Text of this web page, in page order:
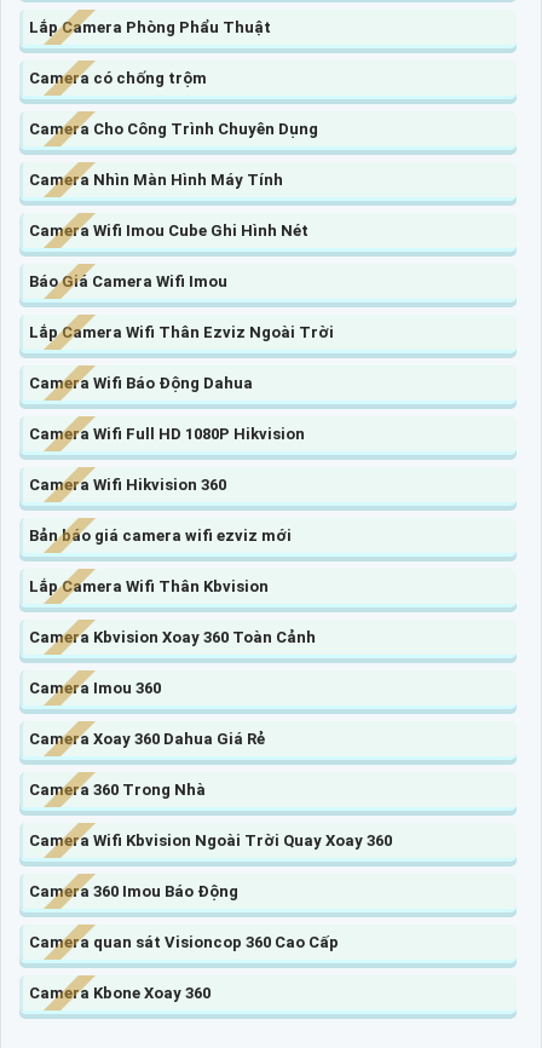
Lắp Camera Phòng Phẩu Thuật
Camera có chống trộm
Camera Cho Công Trình Chuyên Dụng
Camera Nhìn Màn Hình Máy Tính
Camera Wifi Imou Cube Ghi Hình Nét
Báo Giá Camera Wifi Imou
Lắp Camera Wifi Thân Ezviz Ngoài Trời
Camera Wifi Báo Động Dahua
Camera Wifi Full HD 1080P Hikvision
Camera Wifi Hikvision 360
Bản báo giá camera wifi ezviz mới
Lắp Camera Wifi Thân Kbvision
Camera Kbvision Xoay 360 Toàn Cảnh
Camera Imou 360
Camera Xoay 360 Dahua Giá Rẻ
Camera 360 Trong Nhà
Camera Wifi Kbvision Ngoài Trời Quay Xoay 360
Camera 360 Imou Báo Động
Camera quan sát Visioncop 360 Cao Cấp
Camera Kbone Xoay 360